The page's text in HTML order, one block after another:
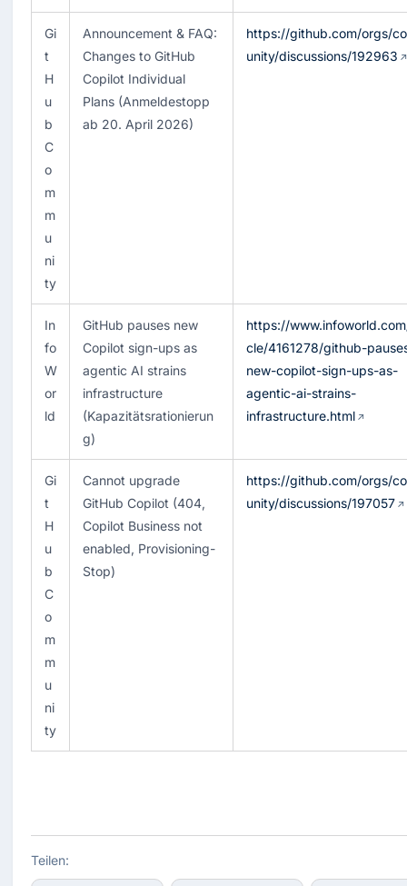
Gi
t
H
u
b
C
o
m
m
u
ni
ty
Announcement & FAQ:
Changes to GitHub
Copilot Individual
Plans (Anmeldestopp
ab 20. April 2026)
https://github.com/orgs/
unity/discussions/192963
In
fo
W
or
ld
GitHub pauses new
Copilot sign-ups as
agentic AI strains
infrastructure
(Kapazitätsrationierun
g)
https://
cle/4161278/github-
new-copilot-sign-ups-as-
agentic-ai-strains-
infrastructure.html
Gi
t
H
u
b
C
o
m
m
u
ni
ty
Cannot upgrade
GitHub Copilot (404,
Copilot Business not
enabled, Provisioning-
Stop)
https://github.com/orgs/
unity/discussions/197057
Teilen: